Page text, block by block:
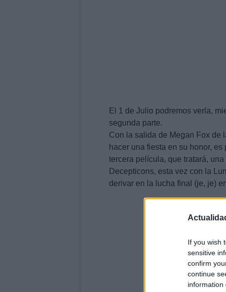
If you wish
sensitive
confirm
continue
information
El 1 de Julio podremos verla,
segunda parte.
Con la salida de Megan Fox de
hacer una fiesta en su honor,
tercera película, que tratará,
Decepticons, esta vez con la
derivar en la lucha final (je, je)